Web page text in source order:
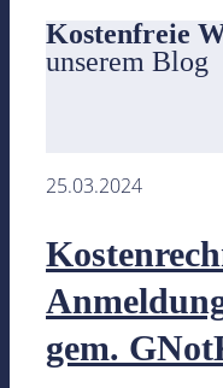
Checklisten
- das digitale
Jetzt mehr
Coaching &
Kostenfreie
unserem Blog
25.03.2024
gem.